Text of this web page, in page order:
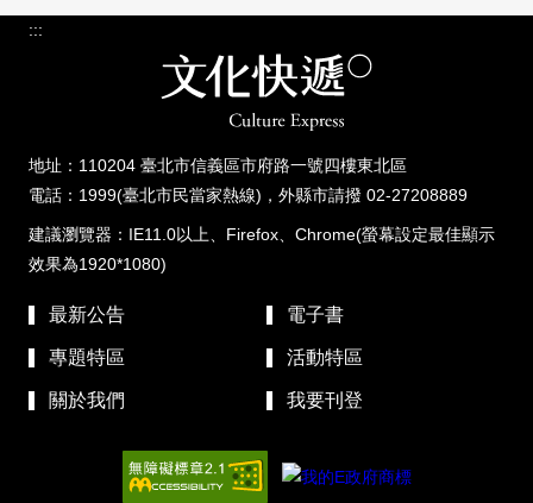
:::
地址：110204 臺北市信義區市府路一號四樓東北區
電話：1999(臺北市民當家熱線)，外縣市請撥 02-27208889
建議瀏覽器：IE11.0以上、Firefox、Chrome(螢幕設定最佳顯示
效果為1920*1080)
最新公告 電子書
專題特區 活動特區
關於我們 我要刊登